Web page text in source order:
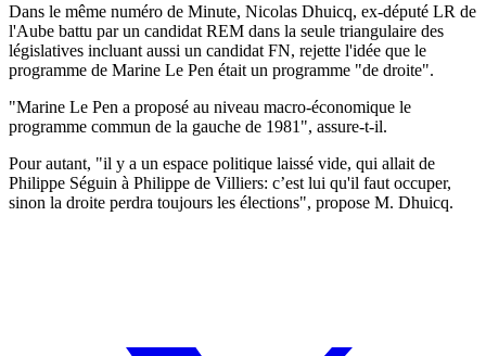
Dans le même numéro de Minute, Nicolas Dhuicq, ex-député LR de
l'Aube battu par un candidat REM dans la seule triangulaire des
législatives incluant aussi un candidat FN, rejette l'idée que le
programme de Marine Le Pen était un programme "de droite".
"Marine Le Pen a proposé au niveau macro-économique le
programme commun de la gauche de 1981", assure-t-il.
Pour autant, "il y a un espace politique laissé vide, qui allait de
Philippe Séguin à Philippe de Villiers: c’est lui qu'il faut occuper,
sinon la droite perdra toujours les élections", propose M. Dhuicq.